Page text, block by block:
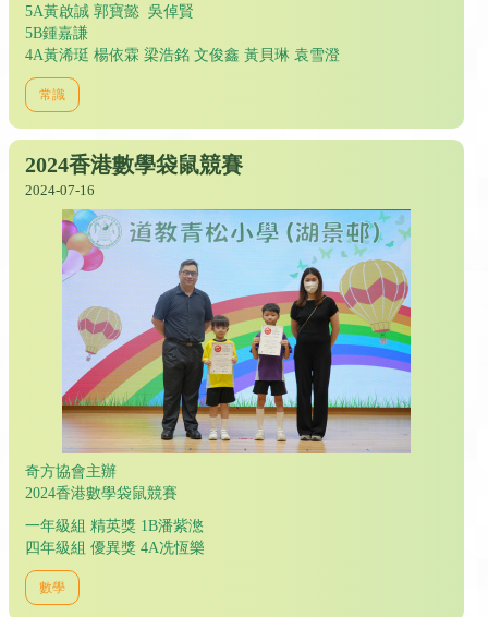
5A黃啟誠 郭寶懿 吳倬賢
5B鍾嘉謙
4A黃浠珽 楊依霖 梁浩銘 文俊鑫 黃貝琳 袁雪澄
常識
2024香港數學袋鼠競賽
2024-07-16
奇方協會主辦
2024香港數學袋鼠競賽
一年級組 精英獎 1B潘紫滺
四年級組 優異獎 4A冼恆樂
數學